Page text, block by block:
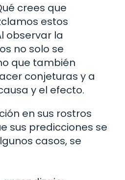
crees que
estos
observar la
no solo se
que también
conjeturas y a
y el efecto.
en sus rostros
sus predicciones se
casos, se